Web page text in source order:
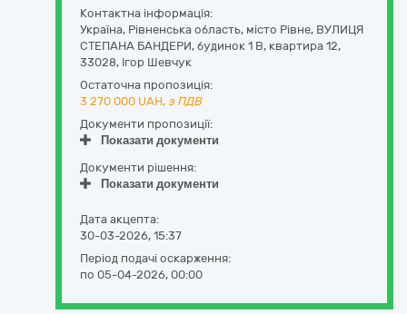
Контактна інформація:
Україна, Рівненська область, місто Рівне, ВУЛИЦЯ
СТЕПАНА БАНДЕРИ, будинок 1 В, квартира 12,
33028, Ігор Шевчук
Остаточна пропозиція:
3 270 000 UAH, з ПДВ
Документи пропозиції:
Показати документи
Документи рішення:
Показати документи
Дата акцепта:
30-03-2026, 15:37
Період подачі оскарження:
по 05-04-2026, 00:00